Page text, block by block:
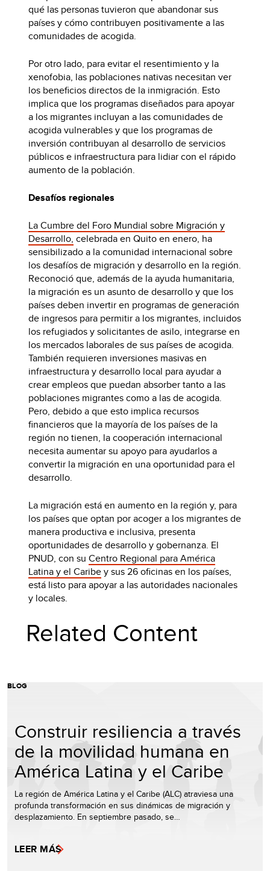
qué las personas tuvieron que abandonar sus
países y cómo contribuyen positivamente a las
comunidades de acogida.
Por otro lado, para evitar el resentimiento y la
xenofobia, las poblaciones nativas necesitan ver
los beneficios directos de la inmigración. Esto
implica que los programas diseñados para apoyar
a los migrantes incluyan a las comunidades de
acogida vulnerables y que los programas de
inversión contribuyan al desarrollo de servicios
públicos e infraestructura para lidiar con el rápido
aumento de la población.
Desafíos regionales
La Cumbre del Foro Mundial sobre Migración y
Desarrollo, celebrada en Quito en enero, ha
sensibilizado a la comunidad internacional sobre
los desafíos de migración y desarrollo en la región.
Reconoció que, además de la ayuda humanitaria,
la migración es un asunto de desarrollo y que los
países deben invertir en programas de generación
de ingresos para permitir a los migrantes, incluidos
los refugiados y solicitantes de asilo, integrarse en
los mercados laborales de sus países de acogida.
También requieren inversiones masivas en
infraestructura y desarrollo local para ayudar a
crear empleos que puedan absorber tanto a las
poblaciones migrantes como a las de acogida.
Pero, debido a que esto implica recursos
financieros que la mayoría de los países de la
región no tienen, la cooperación internacional
necesita aumentar su apoyo para ayudarlos a
convertir la migración en una oportunidad para el
desarrollo.
La migración está en aumento en la región y, para
los países que optan por acoger a los migrantes de
manera productiva e inclusiva, presenta
oportunidades de desarrollo y gobernanza. El
PNUD, con suCentro Regional para América
Latina y el Caribey sus 26 oficinas en los países,
está listo para apoyar a las autoridades nacionales
y locales.
Related Content
BLOG
Construir resiliencia a través
de la movilidad humana en
América Latina y el Caribe
La región de América Latina y el Caribe (ALC) atraviesa una
profunda transformación en sus dinámicas de migración y
desplazamiento. En septiembre pasado, se…
LEER MÁS